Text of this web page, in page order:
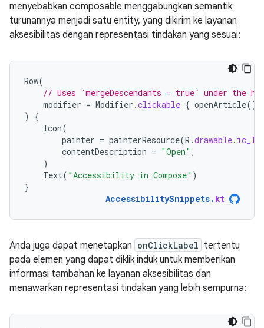
menyebabkan composable menggabungkan semantik
turunannya menjadi satu entity, yang dikirim ke layanan
aksesibilitas dengan representasi tindakan yang sesuai:
Row(
// Uses `mergeDescendants = true` under the
modifier = Modifier .clickable { openArticle()
)
{
Icon(
painter = painterResource(R .drawable.
contentDescription = "Open" ,
)
Text( "Accessibility in Compose" )
}
AccessibilitySnippets. kt
Anda juga dapat menetapkan onClickLabel tertentu
pada elemen yang dapat diklik induk untuk memberikan
informasi tambahan ke layanan aksesibilitas dan
menawarkan representasi tindakan yang lebih sempurna: